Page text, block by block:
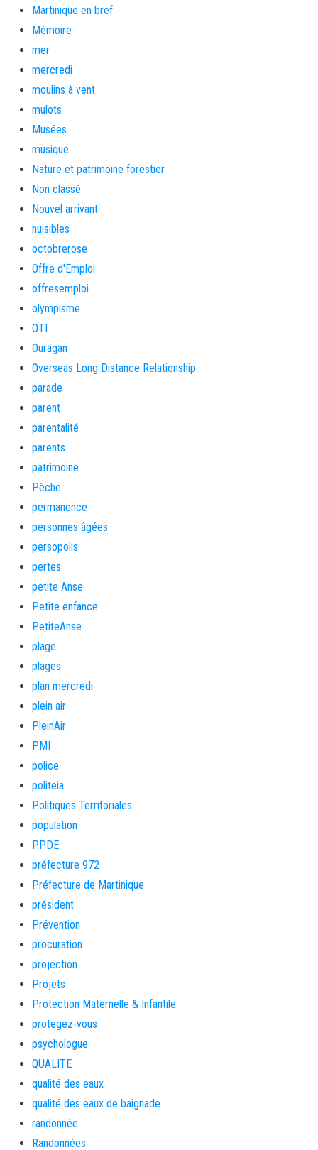
Martinique en bref
Mémoire
mer
mercredi
moulins à vent
mulots
Musées
musique
Nature et patrimoine forestier
Non classé
Nouvel arrivant
nuisibles
octobrerose
Offre d'Emploi
offresemploi
olympisme
OTI
Ouragan
Overseas Long Distance Relationship
parade
parent
parentalité
parents
patrimoine
Pêche
permanence
personnes âgées
persopolis
pertes
petite Anse
Petite enfance
PetiteAnse
plage
plages
plan mercredi
plein air
PleinAir
PMI
police
politeia
Politiques Territoriales
population
PPDE
préfecture 972
Préfecture de Martinique
président
Prévention
procuration
projection
Projets
Protection Maternelle & Infantile
protegez-vous
psychologue
QUALITE
qualité des eaux
qualité des eaux de baignade
randonnée
Randonnées